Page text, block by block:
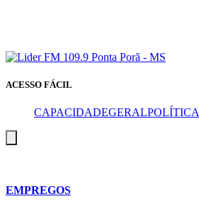
ACESSO FÁCIL
CAPACIDADEGERALPOLÍTICA
de
EMPREGOS